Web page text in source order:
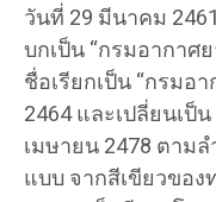
วันที่ 29 มีนาคม
บกเป็น “กรมอากาศ
ชื่อเรียกเป็น “กรมอ
2464 และเปลี่ยนเป็
เมษายน 2478 ตาม
แบบ จากสีเขียวขอ